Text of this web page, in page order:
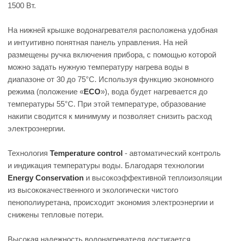
1500 Вт.
На нижней крышке водонагревателя расположена удобная
и интуитивно понятная панель управления. На ней
размещены ручка включения прибора, с помощью которой
можно задать нужную температуру нагрева воды в
диапазоне от 30 до 75°С. Используя функцию экономного
режима (положение «ЕCO»), вода будет нагревается до
температуры 55°С. При этой температуре, образование
накипи сводится к минимуму и позволяет снизить расход
электроэнергии.
Технология Temperature control - автоматический контроль
и индикация температуры воды. Благодаря технологии
Energy Conservation и высокоэффективной теплоизоляции
из высококачественного и экологически чистого
пенополиуретана, происходит экономия электроэнергии и
снижены тепловые потери.
Высокая надежность водонагревателя достигается